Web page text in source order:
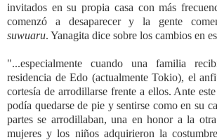
invitados en su propia casa con más
comenzó a desaparecer y la gente
suwuaru. Yanagita dice sobre los cambios en
"...especialmente cuando una familia
residencia de Edo (actualmente Tokio), el
cortesía de arrodillarse frente a ellos. Ante
podía quedarse de pie y sentirse como en su
partes se arrodillaban, una en honor a la
mujeres y los niños adquirieron la